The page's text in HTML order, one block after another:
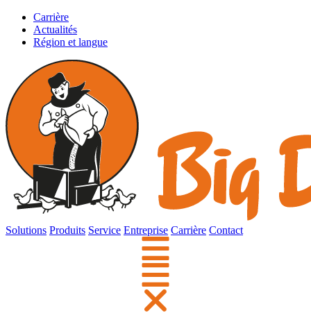
Carrière
Actualités
Région et langue
Solutions Produits Service Entreprise Carrière Contact